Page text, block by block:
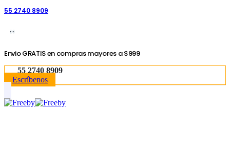
55 2740 8909
Envio GRATIS en compras mayores a $999
55 2740 8909
Escríbenos